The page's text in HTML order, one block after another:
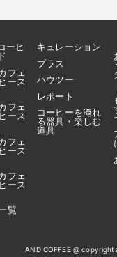
ーヒ
フェ
ース
フェ
ース
フェ
ース
フェ
ース
覧
キュレーション
プラス
ハウツー
レポート
コーヒーを淹れ
る器具・楽しむ
道具
AND COFFEE @